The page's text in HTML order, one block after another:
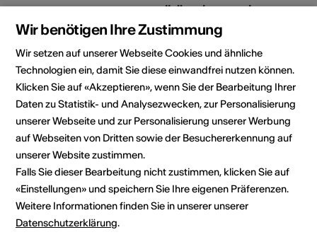
recueil d'anciennes chansons
Datum: 01.10.2018
https://open.spotify.com/album/
si=6IxBPbTFRU6vum-L4kctOg
Vernissage du premier album,
"Inspirations posthumes" de
Broken KA, aux Docks de
Lausanne
Datum: 23.11.2017
Webseite:
https://www.docks.ch/
Wir benötigen Ihre Zustimmung
Wir setzen auf unserer Webseite Cookies und ähnliche
Technologien ein, damit Sie diese einwandfrei nutzen können.
Klicken Sie auf «Akzeptieren», wenn Sie der Bearbeitung Ihrer
Daten zu Statistik- und Analysezwecken, zur Personalisierung
unserer Webseite und zur Personalisierung unserer Werbung
auf Webseiten von Dritten sowie der Besuchererkennung auf
unserer Website zustimmen.
Falls Sie dieser Bearbeitung nicht zustimmen, klicken Sie auf
«Einstellungen» und speichern Sie Ihre eigenen Präferenzen.
Weitere Informationen finden Sie in unserer unserer
Datenschutzerklärung.